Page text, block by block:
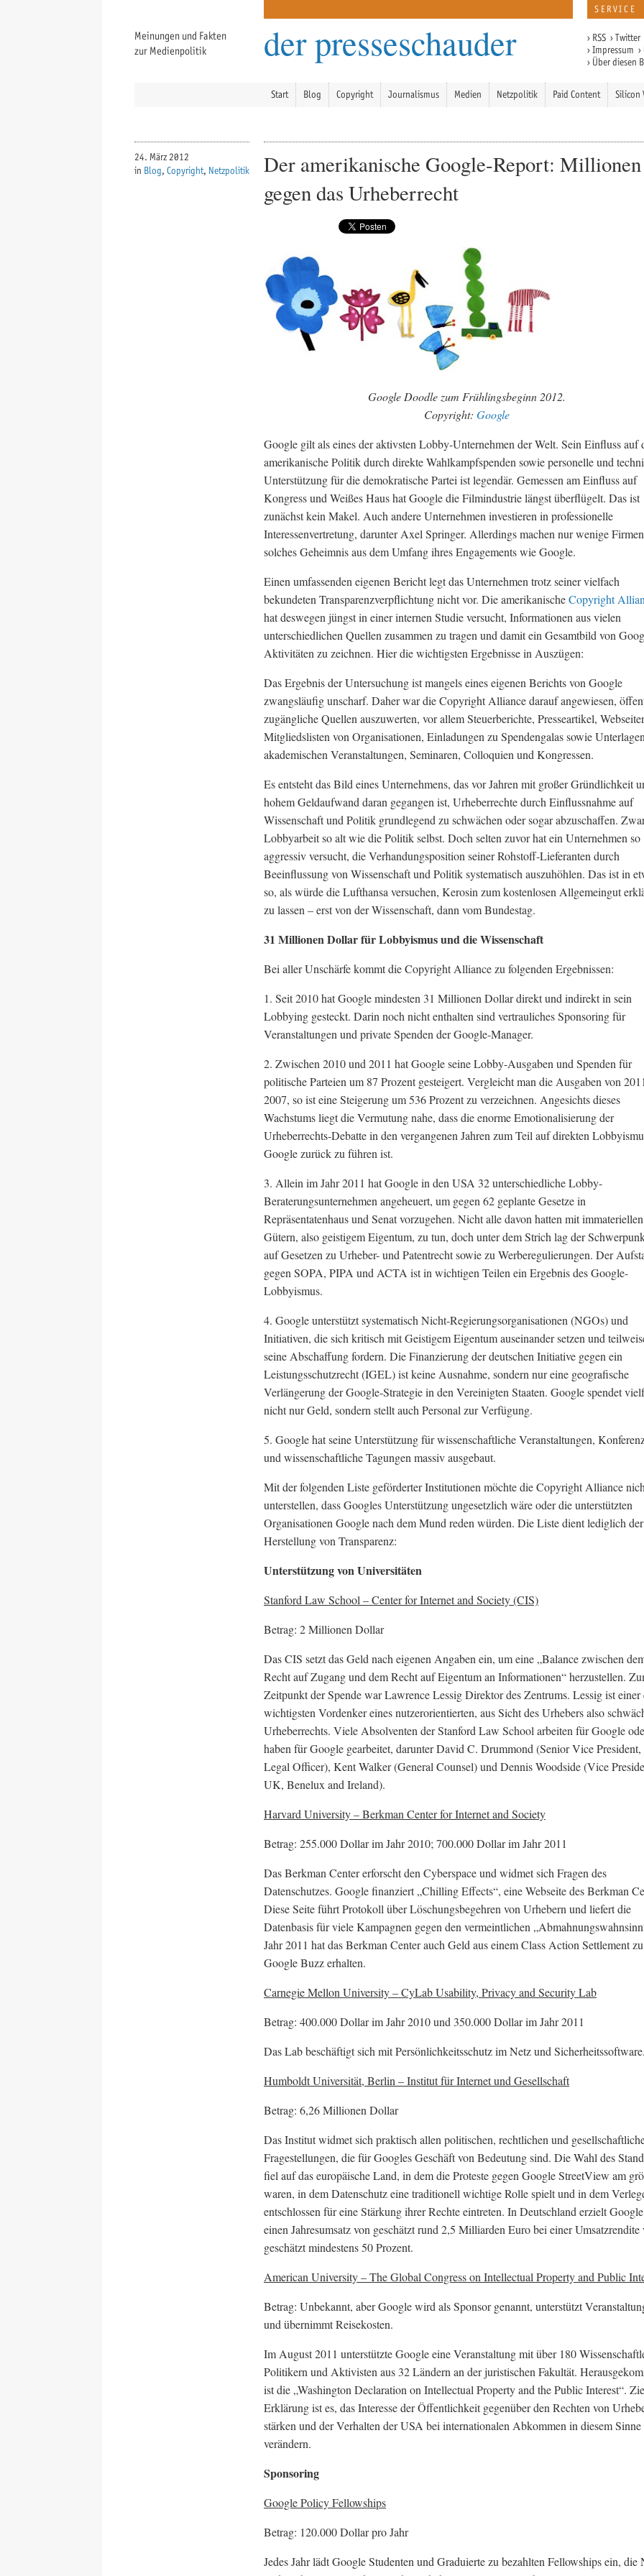
Meinungen und Fakten
zur Medienpolitik
der presseschauder
SERVICE
› RSS ›Twitter
›Impressum ›
› Über diesen
Start Blog Copyright Journalismus Medien Netzpolitik Paid Content Silicon
24. März 2012
in Blog, Copyright, Netzpolitik
Der amerikanische Google-Report: Millionen
gegen das Urheberrecht
Google Doodle zum Frühlingsbeginn 2012.
Copyright: Google
Google gilt als eines der aktivsten Lobby-Unternehmen der Welt. Sein Einfluss auf
amerikanische Politik durch direkte Wahlkampfspenden sowie personelle und
Unterstützung für die demokratische Partei ist legendär. Gemessen am Einfluss auf
Kongress und Weißes Haus hat Google die Filmindustrie längst überflügelt. Das ist
zunächst kein Makel. Auch andere Unternehmen investieren in professionelle
Interessenvertretung, darunter Axel Springer. Allerdings machen nur wenige
solches Geheimnis aus dem Umfang ihres Engagements wie Google.
Einen umfassenden eigenen Bericht legt das Unternehmen trotz seiner vielfach
bekundeten Transparenzverpflichtung nicht vor. Die amerikanischeCopyright
hat deswegen jüngst in einer internen Studie versucht, Informationen aus vielen
unterschiedlichen Quellen zusammen zu tragen und damit ein Gesamtbild von
Aktivitäten zu zeichnen. Hier die wichtigsten Ergebnisse in Auszügen:
Das Ergebnis der Untersuchung ist mangels eines eigenen Berichts von Google
zwangsläufig unscharf. Daher war die Copyright Alliance darauf angewiesen,
zugängliche Quellen auszuwerten, vor allem Steuerberichte, Presseartikel,
Mitgliedslisten von Organisationen, Einladungen zu Spendengalas sowie
akademischen Veranstaltungen, Seminaren, Colloquien und Kongressen.
Es entsteht das Bild eines Unternehmens, das vor Jahren mit großer Gründlichkeit
hohem Geldaufwand daran gegangen ist, Urheberrechte durch Einflussnahme auf
Wissenschaft und Politik grundlegend zu schwächen oder sogar abzuschaffen.
Lobbyarbeit so alt wie die Politik selbst. Doch selten zuvor hat ein Unternehmen so
aggressiv versucht, die Verhandungsposition seiner Rohstoff-Lieferanten durch
Beeinflussung von Wissenschaft und Politik systematisch auszuhöhlen. Das ist in
so, als würde die Lufthansa versuchen, Kerosin zum kostenlosen Allgemeingut
zu lassen – erst von der Wissenschaft, dann vom Bundestag.
31 Millionen Dollar für Lobbyismus und die Wissenschaft
Bei aller Unschärfe kommt die Copyright Alliance zu folgenden Ergebnissen:
1. Seit 2010 hat Google mindesten 31 Millionen Dollar direkt und indirekt in sein
Lobbying gesteckt. Darin noch nicht enthalten sind vertrauliches Sponsoring für
Veranstaltungen und private Spenden der Google-Manager.
2. Zwischen 2010 und 2011 hat Google seine Lobby-Ausgaben und Spenden für
politische Parteien um 87 Prozent gesteigert. Vergleicht man die Ausgaben von
2007, so ist eine Steigerung um 536 Prozent zu verzeichnen. Angesichts dieses
Wachstums liegt die Vermutung nahe, dass die enorme Emotionalisierung der
Urheberrechts-Debatte in den vergangenen Jahren zum Teil auf direkten
Google zurück zu führen ist.
3. Allein im Jahr 2011 hat Google in den USA 32 unterschiedliche Lobby-
Beraterungsunternehmen angeheuert, um gegen 62 geplante Gesetze in
Repräsentatenhaus und Senat vorzugehen. Nicht alle davon hatten mit immateriellen
Gütern, also geistigem Eigentum, zu tun, doch unter dem Strich lag der
auf Gesetzen zu Urheber- und Patentrecht sowie zu Werberegulierungen. Der
gegen SOPA, PIPA und ACTA ist in wichtigen Teilen ein Ergebnis des Google-
Lobbyismus.
4. Google unterstützt systematisch Nicht-Regierungsorganisationen (NGOs) und
Initiativen, die sich kritisch mit Geistigem Eigentum auseinander setzen und
seine Abschaffung fordern. Die Finanzierung der deutschen Initiative gegen ein
Leistungsschutzrecht (IGEL) ist keine Ausnahme, sondern nur eine geografische
Verlängerung der Google-Strategie in den Vereinigten Staaten. Google spendet
nicht nur Geld, sondern stellt auch Personal zur Verfügung.
5. Google hat seine Unterstützung für wissenschaftliche Veranstaltungen,
und wissenschaftliche Tagungen massiv ausgebaut.
Mit der folgenden Liste geförderter Institutionen möchte die Copyright Alliance
unterstellen, dass Googles Unterstützung ungesetzlich wäre oder die unterstützten
Organisationen Google nach dem Mund reden würden. Die Liste dient lediglich der
Herstellung von Transparenz:
Unterstützung von Universitäten
Stanford Law School – Center for Internet and Society (CIS)
Betrag: 2 Millionen Dollar
Das CIS setzt das Geld nach eigenen Angaben ein, um eine „Balance zwischen
Recht auf Zugang und dem Recht auf Eigentum an Informationen“ herzustellen.
Zeitpunkt der Spende war Lawrence Lessig Direktor des Zentrums. Lessig ist einer
wichtigsten Vordenker eines nutzerorientierten, aus Sicht des Urhebers also
Urheberrechts. Viele Absolventen der Stanford Law School arbeiten für Google
haben für Google gearbeitet, darunter David C. Drummond (Senior Vice
Legal Officer), Kent Walker (General Counsel) und Dennis Woodside (Vice
UK, Benelux and Ireland).
Harvard University – Berkman Center for Internet and Society
Betrag: 255.000 Dollar im Jahr 2010; 700.000 Dollar im Jahr 2011
Das Berkman Center erforscht den Cyberspace und widmet sich Fragen des
Datenschutzes. Google finanziert „Chilling Effects“, eine Webseite des Berkman
Diese Seite führt Protokoll über Löschungsbegehren von Urhebern und liefert die
Datenbasis für viele Kampagnen gegen den vermeintlichen
Jahr 2011 hat das Berkman Center auch Geld aus einem Class Action Settlement zu
Google Buzz erhalten.
Carnegie Mellon University – CyLab Usability, Privacy and Security Lab
Betrag: 400.000 Dollar im Jahr 2010 und 350.000 Dollar im Jahr 2011
Das Lab beschäftigt sich mit Persönlichkeitsschutz im Netz und Sicherheitssoftware.
Humboldt Universität, Berlin – Institut für Internet und Gesellschaft
Betrag: 6,26 Millionen Dollar
Das Institut widmet sich praktisch allen politischen, rechtlichen und
Fragestellungen, die für Googles Geschäft von Bedeutung sind. Die Wahl des
fiel auf das europäische Land, in dem die Proteste gegen Google StreetView am
waren, in dem Datenschutz eine traditionell wichtige Rolle spielt und in dem
entschlossen für eine Stärkung ihrer Rechte eintreten. In Deutschland erzielt Google
einen Jahresumsatz von geschätzt rund 2,5 Milliarden Euro bei einer Umsatzrendite
geschätzt mindestens 50 Prozent.
American University – The Global Congress on Intellectual Property and Public
Betrag: Unbekannt, aber Google wird als Sponsor genannt, unterstützt
und übernimmt Reisekosten.
Im August 2011 unterstützte Google eine Veranstaltung mit über 180
Politikern und Aktivisten aus 32 Ländern an der juristischen Fakultät.
ist die „Washington Declaration on Intellectual Property and the Public Interest“.
Erklärung ist es, das Interesse der Öffentlichkeit gegenüber den Rechten von
stärken und der Verhalten der USA bei internationalen Abkommen in diesem Sinne
verändern.
Sponsoring
Google Policy Fellowships
Betrag: 120.000 Dollar pro Jahr
Jedes Jahr lädt Google Studenten und Graduierte zu bezahlten Fellowships ein, die